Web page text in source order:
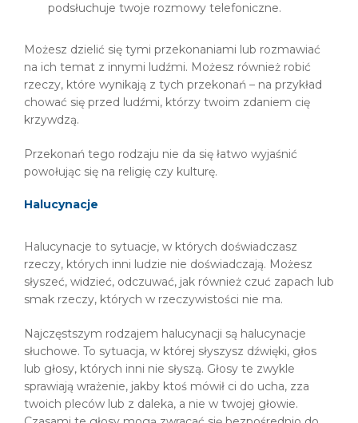
podsłuchuje twoje rozmowy telefoniczne.
Możesz dzielić się tymi przekonaniami lub rozmawiać
na ich temat z innymi ludźmi. Możesz również robić
rzeczy, które wynikają z tych przekonań – na przykład
chować się przed ludźmi, którzy twoim zdaniem cię
krzywdzą.
Przekonań tego rodzaju nie da się łatwo wyjaśnić
powołując się na religię czy kulturę.
Halucynacje
Halucynacje to sytuacje, w których doświadczasz
rzeczy, których inni ludzie nie doświadczają. Możesz
słyszeć, widzieć, odczuwać, jak również czuć zapach lub
smak rzeczy, których w rzeczywistości nie ma.
Najczęstszym rodzajem halucynacji są halucynacje
słuchowe. To sytuacja, w której słyszysz dźwięki, głos
lub głosy, których inni nie słyszą. Głosy te zwykle
sprawiają wrażenie, jakby ktoś mówił ci do ucha, zza
twoich pleców lub z daleka, a nie w twojej głowie.